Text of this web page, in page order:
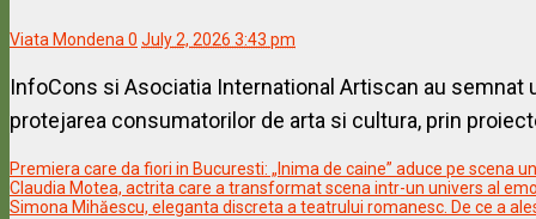
Viata Mondena0 July 2, 2026 3:43 pm
InfoCons si Asociatia International Artiscan au
protejarea consumatorilor de arta si cultura, prin
Premiera care da fiori in Bucuresti: „Inima de caine” aduce pe scena
Claudia Motea, actrita care a transformat scena intr-un univers al
Simona Mihăescu, eleganta discreta a teatrului romanesc. De ce a